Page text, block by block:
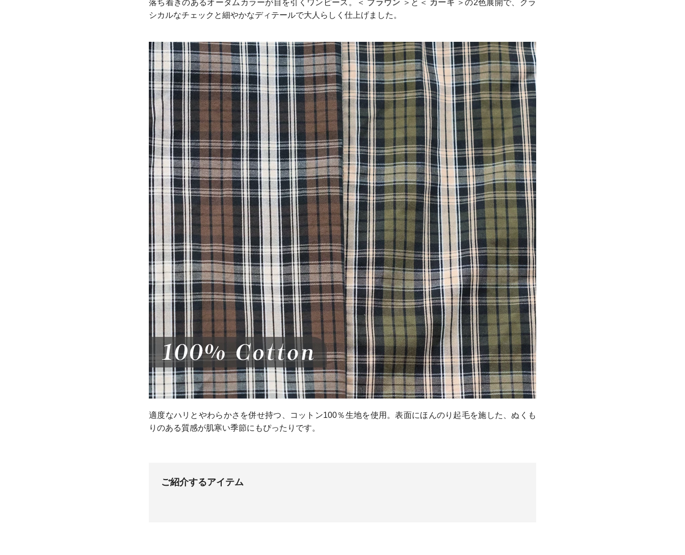
落ち着きのあるオータムカラーが目を引くワンピース。＜ ブラウン ＞と＜ カーキ ＞の2色展開で、クラ
シカルなチェックと細やかなディテールで大人らしく仕上げました。
適度なハリとやわらかさを併せ持つ、コットン100％生地を使用。表面にほんのり起毛を施した、ぬくも
りのある質感が肌寒い季節にもぴったりです。
ご紹介するアイテム